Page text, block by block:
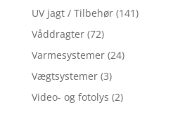
UV jagt / Tilbehør (141)
Våddragter (72)
Varmesystemer (24)
Vægtsystemer (3)
Video- og fotolys (2)